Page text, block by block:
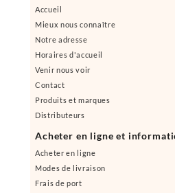
Accueil
Mieux nous connaître
Notre adresse
Horaires d'accueil
Venir nous voir
Contact
Produits et marques
Distributeurs
Acheter en ligne et
Acheter en ligne
Modes de livraison
Frais de port